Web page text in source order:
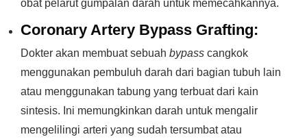
obat pelarut gumpalan darah untuk memecahkannya.
Coronary Artery Bypass Grafting:
Dokter akan membuat sebuah bypass cangkok
menggunakan pembuluh darah dari bagian tubuh lain
atau menggunakan tabung yang terbuat dari kain
sintesis. Ini memungkinkan darah untuk mengalir
mengelilingi arteri yang sudah tersumbat atau